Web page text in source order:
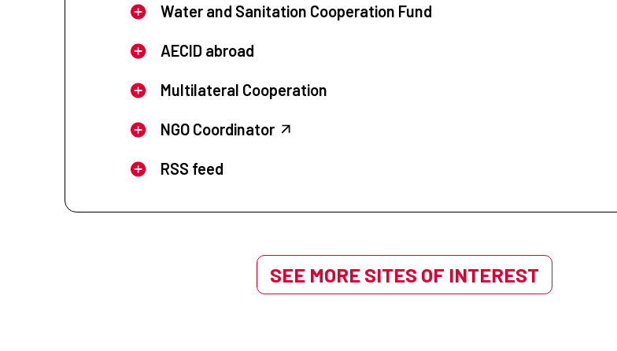
Water and Sanitation Cooperation Fund
AECID abroad
Multilateral Cooperation
NGO Coordinator
RSS feed
SEE MORE SITES OF INTEREST